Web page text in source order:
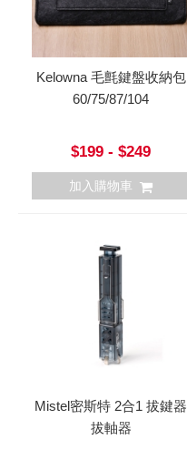
Kelowna 毛氈鍵盤收納包
60/75/87/104
$199 - $249
加入購物車
Mistel密斯特 2合1 拔鍵器
拔軸器